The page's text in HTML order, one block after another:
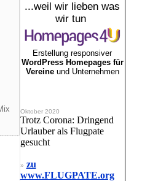
...weil wir lieben was
wir tun
Erstellung responsiver
WordPress Homepages für
Vereineund Unternehmen
Oktober 2020
Trotz Corona: Dringend
Urlauber als Flugpate
gesucht
» zu
www.FLUGPATE.org